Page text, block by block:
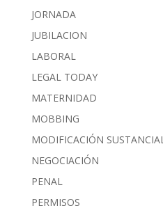
JORNADA
JUBILACION
LABORAL
LEGAL TODAY
MATERNIDAD
MOBBING
MODIFICACIÓN SUSTANCIAL
NEGOCIACIÓN
PENAL
PERMISOS